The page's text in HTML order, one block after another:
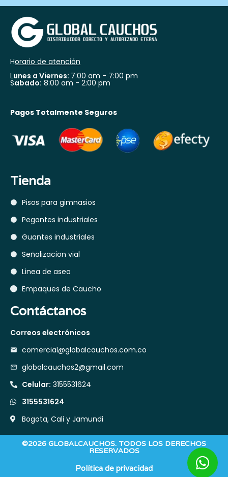
Horario de atención
Lunes a Viernes: 7:00 am - 7:00 pm
Sabado: 8:00 am - 2:00 pm
Pagos Totalmente Seguros
Tienda
Pisos para gimnasios
Pegantes industriales
Guantes industriales
Señalizacion vial
Linea de aseo
Empaques de Caucho
Contáctanos
Correos electrónicos
comercial@globalcauchos.com.co
globalcauchos2@gmail.com
Celular: 3155531624
3155531624
Bogota, Cali y Jamundi
©2026 GLOBALCAUCHOS. TODOS LOS DERECHOS
RESERVADOS
Política de privacidad